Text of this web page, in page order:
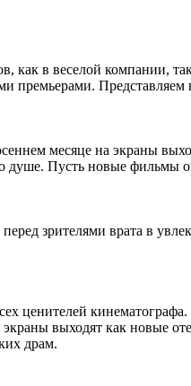
как в веселой компании,
премьерами.
месяце на экраны
Пусть новые фильмы
зрителями врата в
ценителей
выходят как новые
драм.